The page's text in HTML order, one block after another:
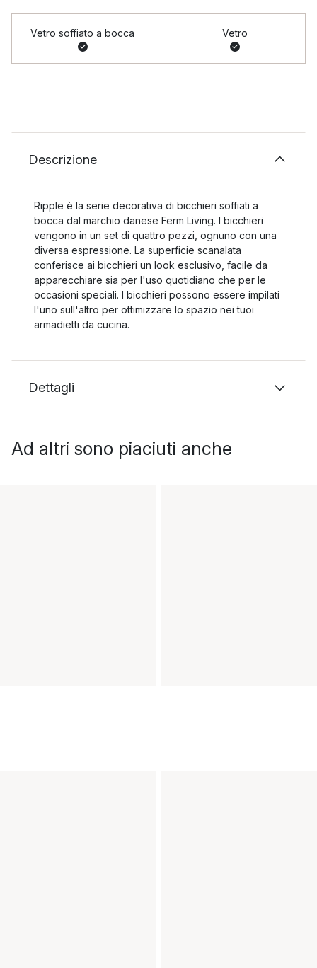
Vetro soffiato a bocca Vetro
Descrizione
Ripple è la serie decorativa di bicchieri soffiati a
bocca dal marchio danese Ferm Living. I bicchieri
vengono in un set di quattro pezzi, ognuno con una
diversa espressione. La superficie scanalata
conferisce ai bicchieri un look esclusivo, facile da
apparecchiare sia per l'uso quotidiano che per le
occasioni speciali. I bicchieri possono essere impilati
l'uno sull'altro per ottimizzare lo spazio nei tuoi
armadietti da cucina.
Dettagli
Ad altri sono piaciuti anche